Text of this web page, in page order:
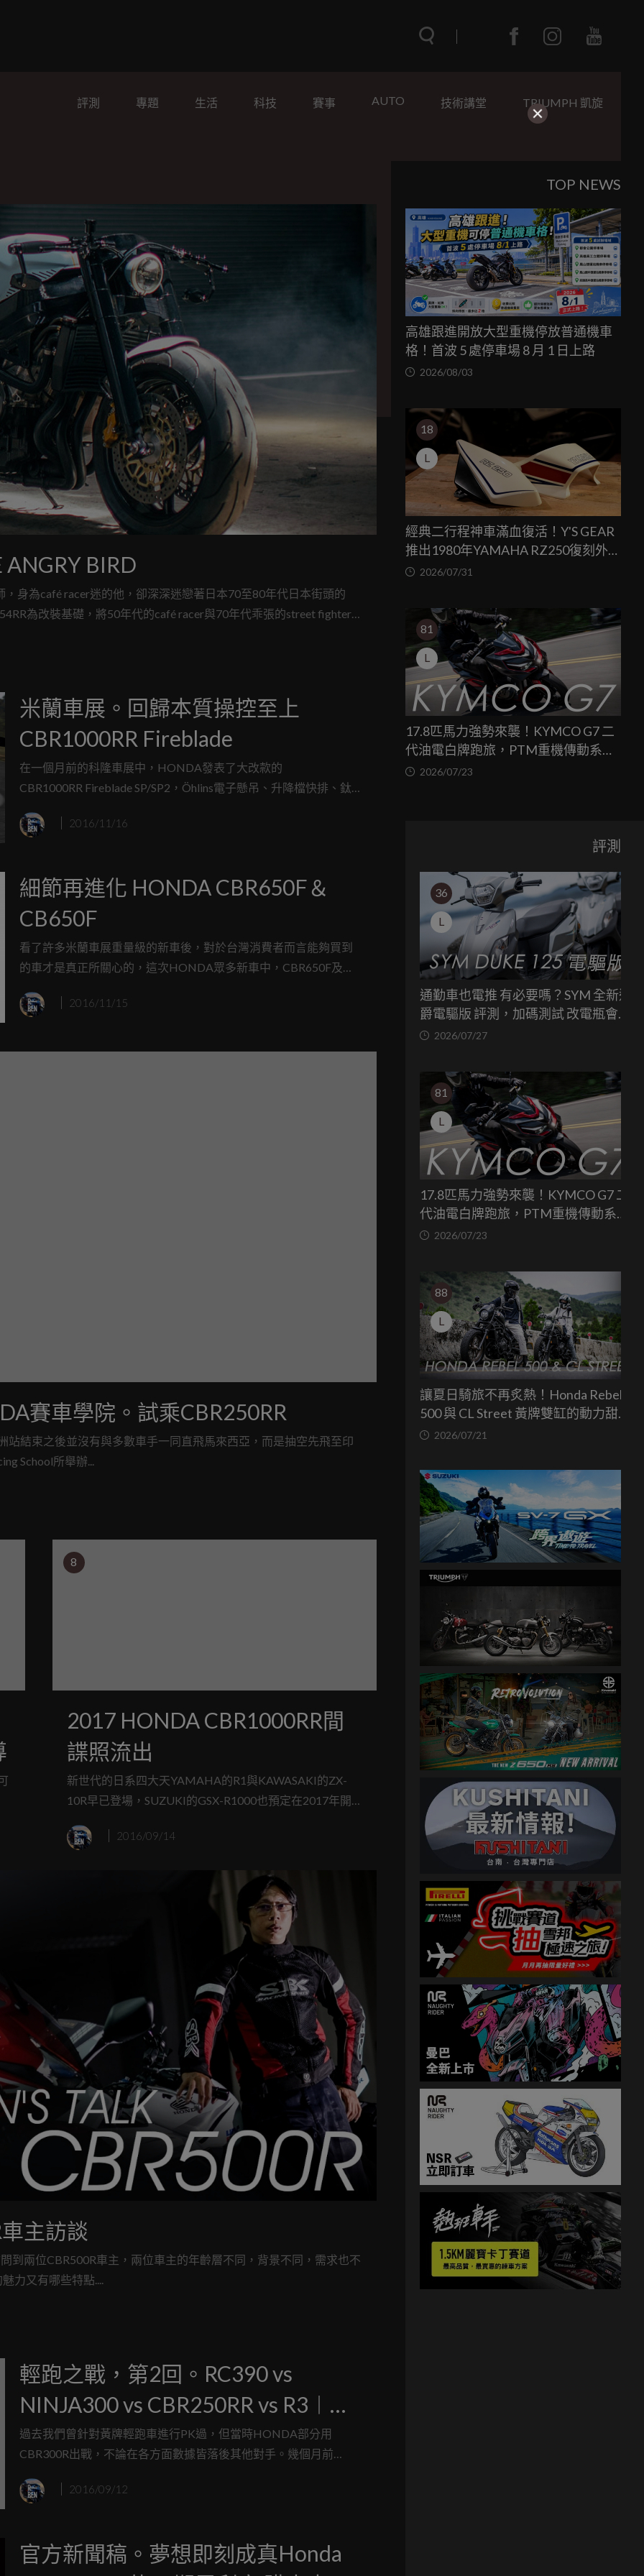
評測 專題 生活 科技 賽事 AUTO 技術講堂 TRIUMPH 凱旋
BIRD
身為café racer迷的他，卻深深迷戀著日本70至80年代日本街頭的
為改裝基礎，將50年代的café racer與70年代乖張的street fighter
米蘭車展。回歸本質操控至上
CBR1000RR Fireblade
在一個月前的科隆車展中，HONDA發表了大改款的
CBR1000RR Fireblade SP/SP2，Öhlins電子懸吊、升降檔快排、鈦
睛為之一亮，那標準版....
2016/11/16
細節再進化 HONDA CBR650F＆
CB650F
看了許多米蘭車展重量級的新車後，對於台灣消費者而言能夠買到
的車才是真正所關心的，這次HONDA眾多新車中，CBR650F及
田有銷售車款，代表未來勢必會在台灣出現，尤其有意要買這兩款
2016/11/15
賽車學院。試乘CBR250RR
結束之後並沒有與多數車手一同直飛馬來西亞，而是抽空先飛至印
School所舉辦...
8
2017 HONDA CBR1000RR間
諜照流出
新世代的日系四大天YAMAHA的R1與KAWASAKI的ZX-
10R早已登場，SUZUKI的GSX-R1000也預定在2017年開
於年底的歐洲車展中展出都是個謎....
2016/09/14
主訪談
到兩位CBR500R車主，兩位車主的年齡層不同，背景不同，需求也不
力又有哪些特點....
輕跑之戰，第2回。RC390 vs
NINJA300 vs CBR250RR vs R3︱紙
上PK
過去我們曾針對黃牌輕跑車進行PK過，但當時HONDA部分用
CBR300R出戰，不論在各方面數據皆落後其他對手。幾個月前
日。今天我們就透過紙上PK，用數據帶大家了解加入CBR250RR
2016/09/12
官方新聞稿。夢想即刻成真Honda
TOP NEWS
高雄跟進開放大型重機停放普通機車
格！首波 5 處停車場 8 月 1 日上路
2026/08/03
18
L
經典二行程神車滿血復活！Y'S GEAR
推出1980年YAMAHA RZ250復刻外裝
套件2026/07/31
81
L
17.8匹馬力強勢來襲！KYMCO G7 二
代油電白牌跑旅，PTM重機傳動系統
與8公斤減重的操控饗宴
2026/07/23
評測
36
L
通勤車也電推 有必要嗎？SYM 全新迪
爵電驅版 評測，加碼測試 改電瓶會更
省油嗎？
2026/07/27
81
L
17.8匹馬力強勢來襲！KYMCO G7 二
代油電白牌跑旅，PTM重機傳動系統
與8公斤減重的操控饗宴
2026/07/23
88
L
讓夏日騎旅不再炙熱！Honda Rebel
500 與 CL Street 黃牌雙缸的動力甜蜜
點 2026/07/21